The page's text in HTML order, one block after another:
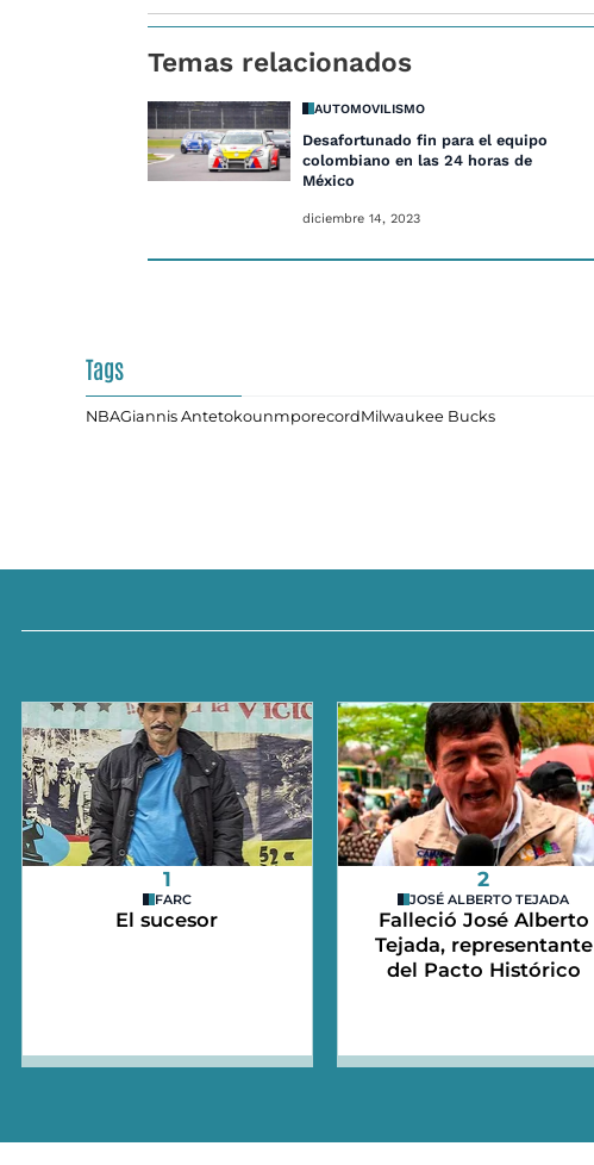
Temas relacionados
AUTOMOVILISMO
Desafortunado fin para el equipo
colombiano en las 24 horas de
México
diciembre 14, 2023
Tags
NBAGiannis AntetokounmporecordMilwaukee Bucks
1
FARC
El sucesor
2
JOSÉ ALBERTO TEJADA
Falleció José Alberto
Tejada, representante
del Pacto Histórico